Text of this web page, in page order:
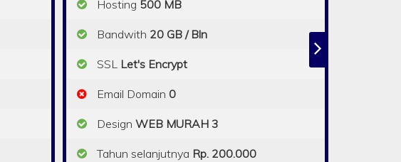
Hosting 500 MB
Bandwith 20 GB / Bln
SSL Let's Encrypt
Email Domain 0
Design WEB MURAH 3
Tahun selanjutnya Rp. 200.000